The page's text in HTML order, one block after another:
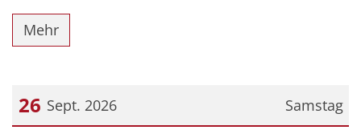
Mehr
Samstag
26 Sept. 2026